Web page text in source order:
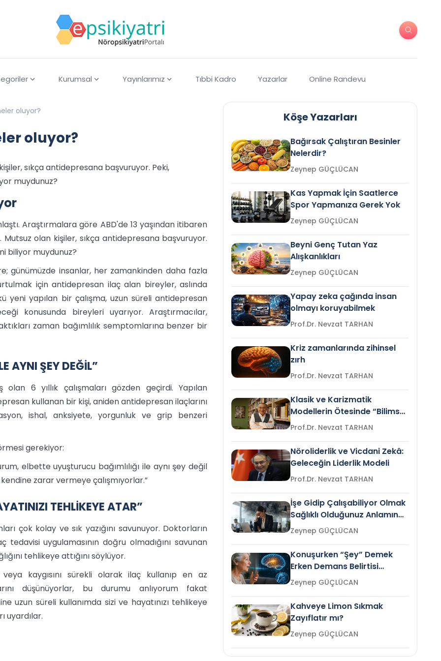
Kurumsal Yayınlarımız Tıbbi Kadro Yazarlar Online Randevu
oluyor?
oluyor?
sıkça antidepresana başvuruyor. Peki,
muydunuz?
Araştırmalara göre ABD'de 13 yaşından itibaren
Mutsuz olan kişiler, sıkça antidepresana başvuruyor.
biliyor muydunuz?
günümüzde insanlar, her zamankinden daha fazla
için antidepresan ilaç alan bireyler, aslında
yapılan bir çalışma, uzun süreli antidepresan
konusunda bireyleri uyarıyor. Araştırmacılar,
zaman bağımlılık semptomlarına benzer bir
AYNI ŞEY DEĞİL”
olan 6 yıllık çalışmaları gözden geçirdi. Yapılan
kullanan bir kişi, aniden antidepresan ilaçlarını
ishal, anksiyete, yorgunluk ve grip benzeri
gerekiyor:
elbette uyuşturucu bağımlılığı ile aynı şey değil
zarar vermeye çalışmıyorlar.”
TEHLİKEYE ATAR”
çok kolay ve sık yazığını savunuyor. Doktorların
uygulamasının doğru olmadığını savunan
tehlikeye attığını söylüyor.
kaygısını sürekli olarak ilaç kullanıp en az
düşünüyorlar, bu durumu anlıyorum fakat
uzun süreli kullanımda sizi ve hayatınızı tehlikeye
uyardılar.
Köşe Yazarları
Bağırsak Çalıştıran Besinler
Nelerdir?
Zeynep GÜÇLÜCAN
Kas Yapmak İçin Saatlerce
Spor Yapmanıza Gerek Yok
Zeynep GÜÇLÜCAN
Beyni Genç Tutan Yaz
Alışkanlıkları
Zeynep GÜÇLÜCAN
Yapay zeka çağında insan
olmayı koruyabilmek
Prof.Dr. Nevzat TARHAN
Kriz zamanlarında zihinsel
zırh
Prof.Dr. Nevzat TARHAN
Klasik ve Karizmatik
Modellerin Ötesinde “Bilimsel
Liderlik”
Prof.Dr. Nevzat TARHAN
Nöroliderlik ve Vicdani Zekâ:
Geleceğin Liderlik Modeli
Prof.Dr. Nevzat TARHAN
İşe Gidip Çalışabiliyor Olmak
Sağlıklı Olduğunuz Anlamına
Gelir mi?Zeynep GÜÇLÜCAN
Konuşurken “Şey” Demek
Erken Demans Belirtisi
Olabilir mi?Zeynep GÜÇLÜCAN
Kahveye Limon Sıkmak
Zayıflatır mı?
Zeynep GÜÇLÜCAN